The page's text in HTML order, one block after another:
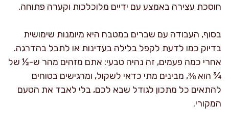
חוסכת עצירה באמצע עם ידיים מלוכלכות וקערה פתוחה.
בסוף, העבודה עם שברים במטבח היא מיומנות שימושית
בדיוק כמו לדעת לקפל בלילה בעדינות או לתבל בהדרגה.
אחרי כמה פעמים, זה נהיה טבעי: אתם מזהים מהר ש-½ של
¾ הוא ⅜, מבינים מתי כדאי לשקול, ומרגישים בטוחים
להתאים כל מתכון לגודל שבא לכם, בלי לאבד את הטעם
המקורי.